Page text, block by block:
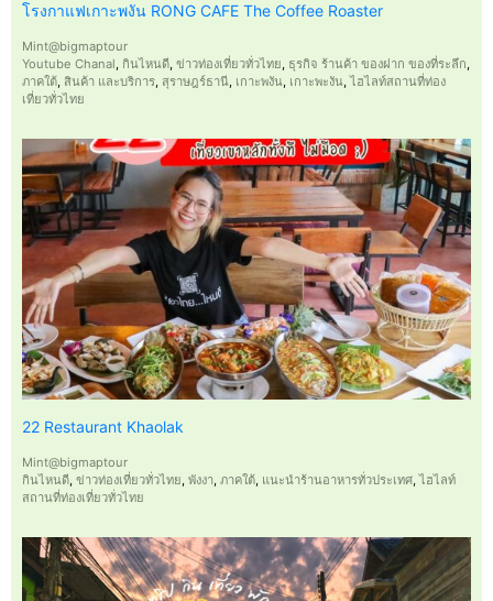
โรงกาแฟเกาะพงัน RONG CAFE The Coffee Roaster
Mint@bigmaptour
Youtube Chanal, กินไหนดี, ข่าวท่องเที่ยวทั่วไทย, ธุรกิจ ร้านค้า ของฝาก ของที่ระลึก,
ภาคใต้, สินค้า และบริการ, สุราษฎร์ธานี, เกาะพงัน, เกาะพะงัน,ไฮไลท์สถานที่ท่อง
เที่ยวทั่วไทย
22 Restaurant Khaolak
Mint@bigmaptour
กินไหนดี, ข่าวท่องเที่ยวทั่วไทย, พังงา, ภาคใต้, แนะนำร้านอาหารทั่วประเทศ,ไฮไลท์
สถานที่ท่องเที่ยวทั่วไทย